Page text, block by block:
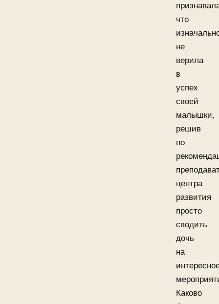
что
не
верила
в
успех
своей
малышки,
решив
по
центра
развития
просто
сводить
дочь
на
Каково